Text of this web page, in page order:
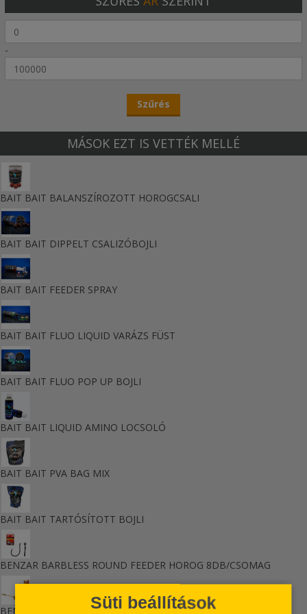
Süti beállítások
-
MÁSOK EZT IS VETTÉK MELLÉ
BAIT BAIT BALANSZÍROZOTT HOROGCSALI
BAIT BAIT DIPPELT CSALIZÓBOJLI
BAIT BAIT FEEDER SPRAY
BAIT BAIT FLUO LIQUID VARÁZS FÜST
BAIT BAIT FLUO POP UP BOJLI
BAIT BAIT LIQUID AMINO LOCSOLÓ
BAIT BAIT PVA BAG MIX
BAIT BAIT TARTÓSÍTOTT BOJLI
BENZAR BARBLESS ROUND FEEDER HOROG 8DB/CSOMAG
BENZAR METHOD FEEDER AIR FLAT L + XL KOSÁR